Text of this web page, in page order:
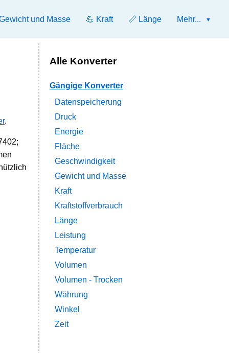
und Masse 💪 Kraft 📏 Länge Mehr...
.
Alle Konverter
Gängige Konverter
Datenspeicherung
Druck
Energie
Fläche
Geschwindigkeit
Gewicht und Masse
Kraft
Kraftstoffverbrauch
Länge
Leistung
Temperatur
Volumen
Volumen - Trocken
Währung
Winkel
Zeit